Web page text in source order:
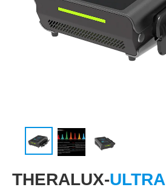
THERALUX-ULTRA